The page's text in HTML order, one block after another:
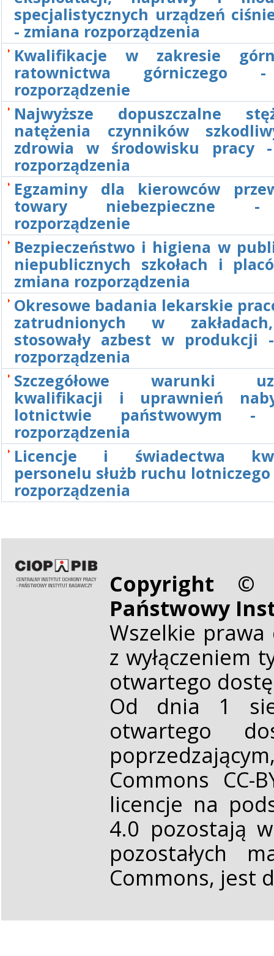
specjalistycznych urządzeń
- zmiana rozporządzenia
Kwalifikacje w zakresie
ratownictwa górniczego
rozporządzenie
Najwyższe dopuszczalne
natężenia czynników
zdrowia w środowisku pracy
rozporządzenia
Egzaminy dla kierowców
towary niebezpieczne
rozporządzenie
Bezpieczeństwo i higiena w
niepublicznych szkołach i
zmiana rozporządzenia
Okresowe badania lekarskie
zatrudnionych w
stosowały azbest w produkcji
rozporządzenia
Szczegółowe warunki
kwalifikacji i uprawnień
lotnictwie państwowym -
rozporządzenia
Licencje i świadectwa
personelu służb ruchu
rozporządzenia
Copyright ©
Państwowy
Wszelkie
z wyłączeniem
otwartego
Od dnia 1
otwartego
Commons CC-
licencje na
4.0 pozostają
pozostałych
Commons, jest